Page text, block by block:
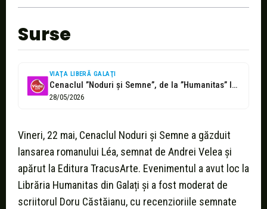
Surse
VIAŢA LIBERĂ GALAŢI
Cenaclul ”Noduri şi Semne”, de la ”Humanitas” la ”Iulian Mardar”
28/05/2026
Vineri, 22 mai, Cenaclul Noduri și Semne a găzduit
lansarea romanului Léa, semnat de Andrei Velea și
apărut la Editura TracusArte. Evenimentul a avut loc la
Librăria Humanitas din Galați și a fost moderat de
scriitorul Doru Căstăianu, cu recenzioriile semnate